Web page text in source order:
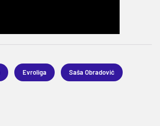
Evroliga Saša Obradović